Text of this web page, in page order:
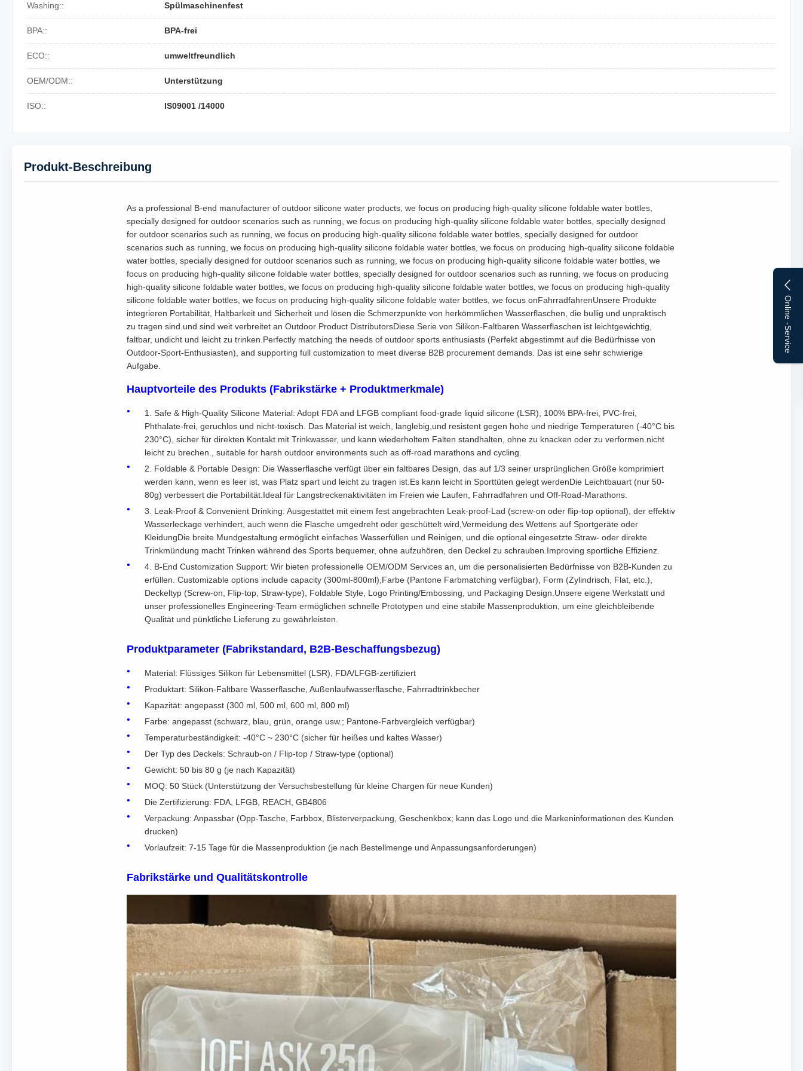
Online -Service
Washing:: Spülmaschinenfest
BPA:: BPA-frei
ECO:: umweltfreundlich
OEM/ODM:: Unterstützung
ISO:: IS09001 /14000
Produkt-Beschreibung
As a professional B-end manufacturer of outdoor silicone water products, we focus on producing high-quality silicone foldable water bottles,
specially designed for outdoor scenarios such as running, we focus on producing high-quality silicone foldable water bottles, specially designed
for outdoor scenarios such as running, we focus on producing high-quality silicone foldable water bottles, specially designed for outdoor
scenarios such as running, we focus on producing high-quality silicone foldable water bottles, we focus on producing high-quality silicone foldable
water bottles, specially designed for outdoor scenarios such as running, we focus on producing high-quality silicone foldable water bottles, we
focus on producing high-quality silicone foldable water bottles, specially designed for outdoor scenarios such as running, we focus on producing
high-quality silicone foldable water bottles, we focus on producing high-quality silicone foldable water bottles, we focus on producing high-quality
silicone foldable water bottles, we focus on producing high-quality silicone foldable water bottles, we focus onFahrradfahrenUnsere Produkte
integrieren Portabilität, Haltbarkeit und Sicherheit und lösen die Schmerzpunkte von herkömmlichen Wasserflaschen, die bullig und unpraktisch
zu tragen sind.und sind weit verbreitet an Outdoor Product DistributorsDiese Serie von Silikon-Faltbaren Wasserflaschen ist leichtgewichtig,
faltbar, undicht und leicht zu trinken.Perfectly matching the needs of outdoor sports enthusiasts (Perfekt abgestimmt auf die Bedürfnisse von
Outdoor-Sport-Enthusiasten), and supporting full customization to meet diverse B2B procurement demands. Das ist eine sehr schwierige
Aufgabe.
Hauptvorteile des Produkts (Fabrikstärke + Produktmerkmale)
1. Safe & High-Quality Silicone Material: Adopt FDA and LFGB compliant food-grade liquid silicone (LSR), 100% BPA-frei, PVC-frei,
Phthalate-frei, geruchlos und nicht-toxisch. Das Material ist weich, langlebig,und resistent gegen hohe und niedrige Temperaturen (-40°C bis
230°C), sicher für direkten Kontakt mit Trinkwasser, und kann wiederholtem Falten standhalten, ohne zu knacken oder zu verformen.nicht
leicht zu brechen., suitable for harsh outdoor environments such as off-road marathons and cycling.
2. Foldable & Portable Design: Die Wasserflasche verfügt über ein faltbares Design, das auf 1/3 seiner ursprünglichen Größe komprimiert
werden kann, wenn es leer ist, was Platz spart und leicht zu tragen ist.Es kann leicht in Sporttüten gelegt werdenDie Leichtbauart (nur 50-
80g) verbessert die Portabilität.Ideal für Langstreckenaktivitäten im Freien wie Laufen, Fahrradfahren und Off-Road-Marathons.
3. Leak-Proof & Convenient Drinking: Ausgestattet mit einem fest angebrachten Leak-proof-Lad (screw-on oder flip-top optional), der effektiv
Wasserleckage verhindert, auch wenn die Flasche umgedreht oder geschüttelt wird,Vermeidung des Wettens auf Sportgeräte oder
KleidungDie breite Mundgestaltung ermöglicht einfaches Wasserfüllen und Reinigen, und die optional eingesetzte Straw- oder direkte
Trinkmündung macht Trinken während des Sports bequemer, ohne aufzuhören, den Deckel zu schrauben.Improving sportliche Effizienz.
4. B-End Customization Support: Wir bieten professionelle OEM/ODM Services an, um die personalisierten Bedürfnisse von B2B-Kunden zu
erfüllen. Customizable options include capacity (300ml-800ml),Farbe (Pantone Farbmatching verfügbar), Form (Zylindrisch, Flat, etc.),
Deckeltyp (Screw-on, Flip-top, Straw-type), Foldable Style, Logo Printing/Embossing, und Packaging Design.Unsere eigene Werkstatt und
unser professionelles Engineering-Team ermöglichen schnelle Prototypen und eine stabile Massenproduktion, um eine gleichbleibende
Qualität und pünktliche Lieferung zu gewährleisten.
Produktparameter (Fabrikstandard, B2B-Beschaffungsbezug)
Material: Flüssiges Silikon für Lebensmittel (LSR), FDA/LFGB-zertifiziert
Produktart: Silikon-Faltbare Wasserflasche, Außenlaufwasserflasche, Fahrradtrinkbecher
Kapazität: angepasst (300 ml, 500 ml, 600 ml, 800 ml)
Farbe: angepasst (schwarz, blau, grün, orange usw.; Pantone-Farbvergleich verfügbar)
Temperaturbeständigkeit: -40°C ~ 230°C (sicher für heißes und kaltes Wasser)
Der Typ des Deckels: Schraub-on / Flip-top / Straw-type (optional)
Gewicht: 50 bis 80 g (je nach Kapazität)
MOQ: 50 Stück (Unterstützung der Versuchsbestellung für kleine Chargen für neue Kunden)
Die Zertifizierung: FDA, LFGB, REACH, GB4806
Verpackung: Anpassbar (Opp-Tasche, Farbbox, Blisterverpackung, Geschenkbox; kann das Logo und die Markeninformationen des Kunden
drucken)
Vorlaufzeit: 7-15 Tage für die Massenproduktion (je nach Bestellmenge und Anpassungsanforderungen)
Fabrikstärke und Qualitätskontrolle